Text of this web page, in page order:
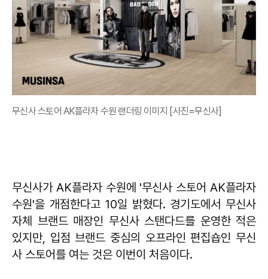
무신사 스토어 AK플라자 수원 랜더링 이미지 [사진=무신사]
무신사가 AK플라자 수원에 '무신사 스토어 AK플라자
수원'을 개점한다고 10일 밝혔다. 경기도에서 무신사
자체 브랜드 매장인 무신사 스탠다드를 운영한 적은
있지만, 입점 브랜드 중심의 오프라인 편집숍인 무신
사 스토어를 여는 것은 이번이 처음이다.